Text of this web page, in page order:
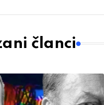
članci